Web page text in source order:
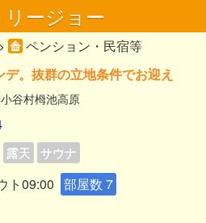
ージョー
ペンション・民宿等
。抜群の立地条件でお迎え
谷村栂池高原
露天 サウナ
ト09:00 部屋数 7